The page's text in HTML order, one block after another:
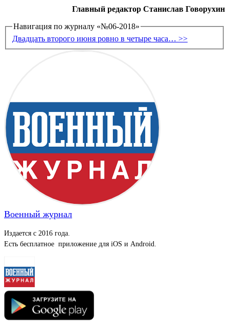
Главный редактор Станислав Говорухин
Навигация по журналу «№06-2018»
Двадцать второго июня ровно в четыре часа… >>
Военный журнал
Издается с 2016 года.
Есть бесплатное приложение для iOS и Android.